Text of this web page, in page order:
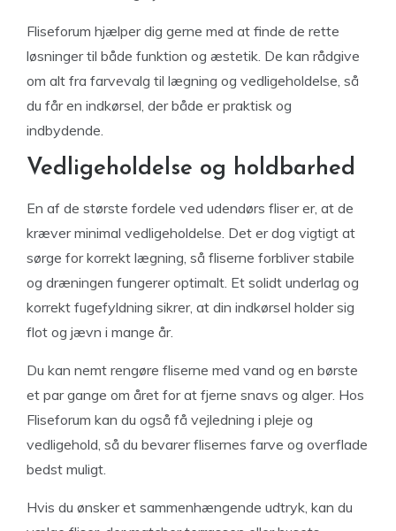
Fliseforum hjælper dig gerne med at finde de rette
løsninger til både funktion og æstetik. De kan rådgive
om alt fra farvevalg til lægning og vedligeholdelse, så
du får en indkørsel, der både er praktisk og
indbydende.
Vedligeholdelse og holdbarhed
En af de største fordele ved udendørs fliser er, at de
kræver minimal vedligeholdelse. Det er dog vigtigt at
sørge for korrekt lægning, så fliserne forbliver stabile
og dræningen fungerer optimalt. Et solidt underlag og
korrekt fugefyldning sikrer, at din indkørsel holder sig
flot og jævn i mange år.
Du kan nemt rengøre fliserne med vand og en børste
et par gange om året for at fjerne snavs og alger. Hos
Fliseforum kan du også få vejledning i pleje og
vedligehold, så du bevarer flisernes farve og overflade
bedst muligt.
Hvis du ønsker et sammenhængende udtryk, kan du